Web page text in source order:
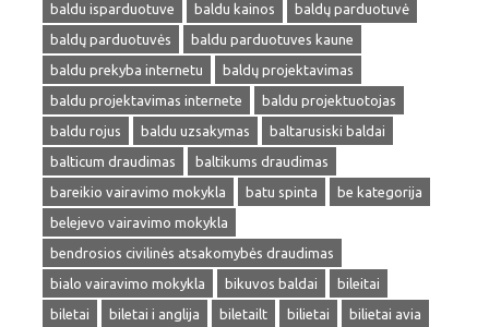
baldu isparduotuve
baldu kainos
baldų parduotuvė
baldų parduotuvės
baldu parduotuves kaune
baldu prekyba internetu
baldų projektavimas
baldu projektavimas internete
baldu projektuotojas
baldu rojus
baldu uzsakymas
baltarusiski baldai
balticum draudimas
baltikums draudimas
bareikio vairavimo mokykla
batu spinta
be kategorija
belejevo vairavimo mokykla
bendrosios civilinės atsakomybės draudimas
bialo vairavimo mokykla
bikuvos baldai
bileitai
biletai
biletai i anglija biletailt bilietai
bilietai avia